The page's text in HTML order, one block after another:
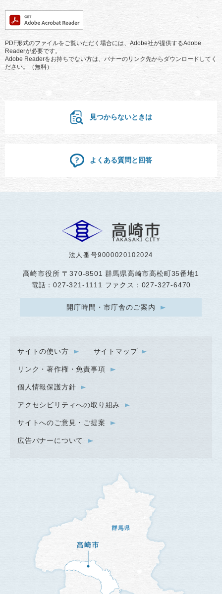
PDF形式のファイルをご覧いただく場合には、Adobe社が提供するAdobe
Readerが必要です。
Adobe Readerをお持ちでない方は、バナーのリンク先からダウンロードしてく
ださい。（無料）
見つからないときは
よくある質問と回答
法人番号9000020102024
高崎市役所 〒370-8501 群馬県高崎市高松町35番地1
電話：027-321-1111 ファクス：027-327-6470
開庁時間・市庁舎のご案内
サイトの使い方 サイトマップ
リンク・著作権・免責事項
個人情報保護方針
アクセシビリティへの取り組み
サイトへのご意見・ご提案
広告バナーについて